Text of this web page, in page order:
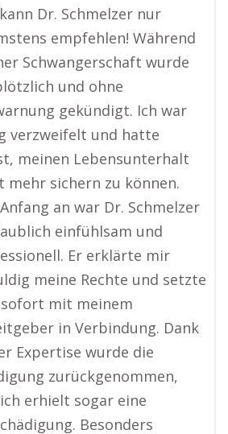
Dr. Schmelzer nur
empfehlen! Während
Schwangerschaft wurde
und ohne
gekündigt. Ich war
verzweifelt und hatte
meinen Lebensunterhalt
mehr sichern zu können.
an war Dr. Schmelzer
einfühlsam und
Er erklärte mir
meine Rechte und setzte
mit meinem
in Verbindung. Dank
Expertise wurde die
zurückgenommen,
erhielt sogar eine
Besonders